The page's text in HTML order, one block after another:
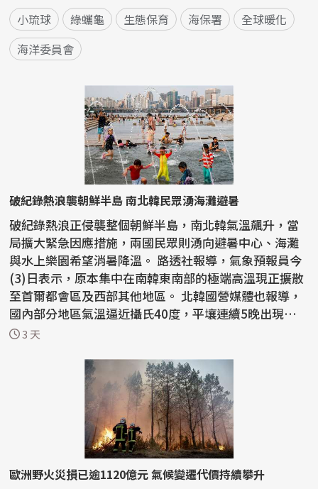
小琉球 綠蠵龜 生態保育 海保署
全球暖化
海洋委員會
破紀錄熱浪襲朝鮮半島 南北韓民眾湧海灘避暑
破紀錄熱浪正侵襲整個朝鮮半島，南北韓氣溫飆升，當
局擴大緊急因應措施，兩國民眾則湧向避暑中心、海灘
與水上樂園希望消暑降溫。 路透社報導，氣象預報員今
(3)日表示，原本集中在南韓東南部的極端高溫現正擴散
至首爾都會區及西部其他地區。 北韓國營媒體也報導，
國內部分地區氣溫逼近攝氏40度，平壤連續5晚出現「熱
帶...3 天
歐洲野火災損已逾1120億元 氣候變遷代價持續攀升